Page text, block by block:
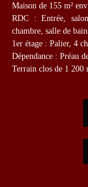
Maison de 155 m²
RDC : Entrée,
chambre, salle de
1er étage : Palier, 4
Dépendance : Préau
Terrain clos de 1 200